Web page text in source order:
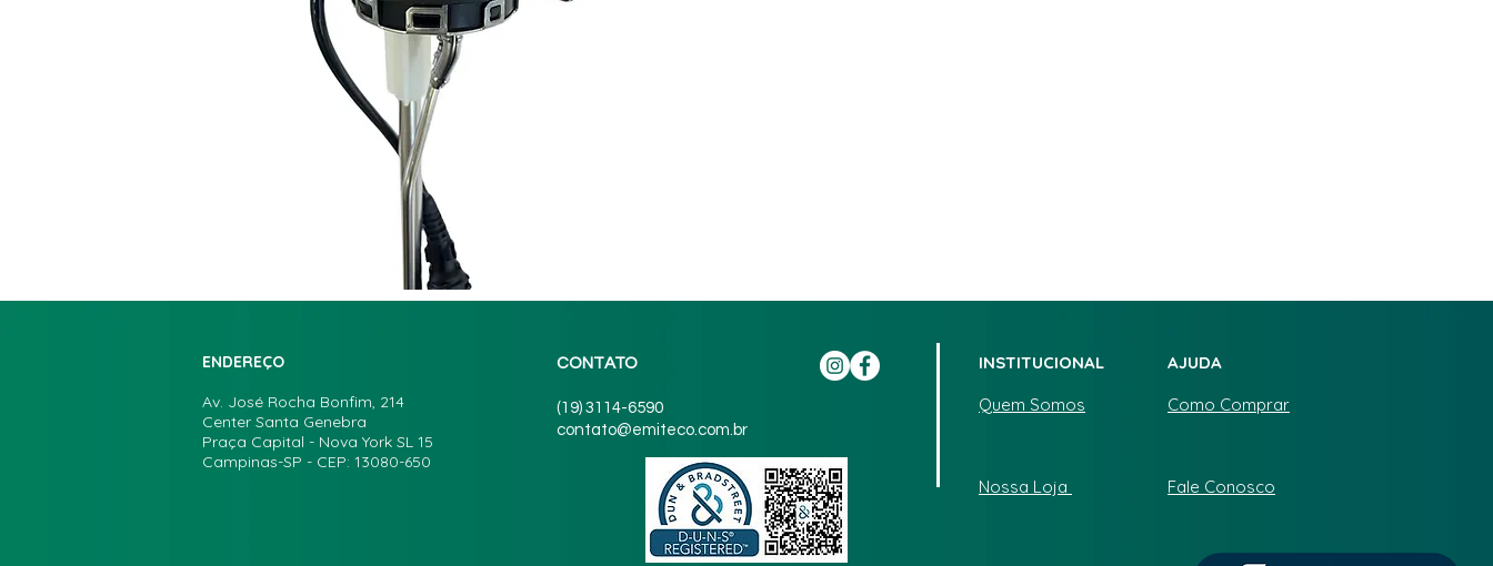
ENDEREÇO
Av. José Rocha Bonfim, 214
Center Santa Genebra
Praça Capital - Nova York SL 15
Campinas-SP - CEP: 13080-650
CONTATO
(19) 3114-6590
contato@emiteco.com.br
INSTITUCIONAL
Quem Somos
AJUDA
Como Comprar
Nossa Loja Fale Conosco